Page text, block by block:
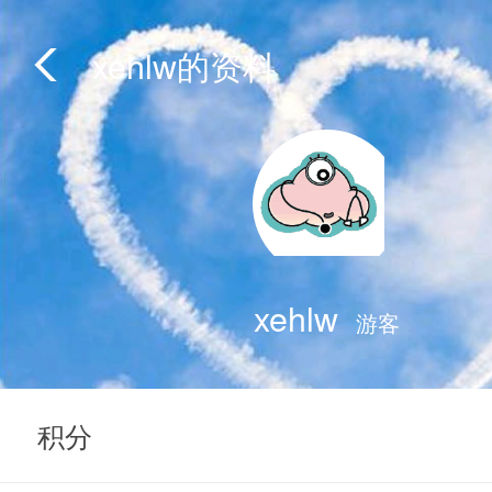
xehlw的资料
xehlw 游客
积分